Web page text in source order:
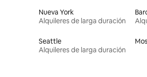
Nueva York
Alquileres de larga duración
Seattle
Alquileres de larga duración